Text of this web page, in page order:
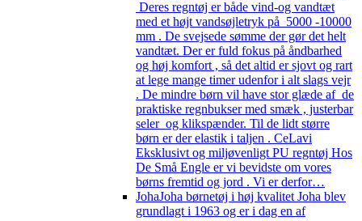
Deres regntøj er både vind-og vandtæt
med et højt vandsøjletryk på 5000 -10000
mm . De svejsede sømme der gør det helt
vandtæt. Der er fuld fokus på åndbarhed
og høj komfort , så det altid er sjovt og rart
at lege mange timer udenfor i alt slags vejr
. De mindre børn vil have stor glæde af de
praktiske regnbukser med smæk , justerbar
seler og klikspænder. Til de lidt større
børn er der elastik i taljen . CeLavi
Eksklusivt og miljøvenligt PU regntøj Hos
De Små Engle er vi bevidste om vores
børns fremtid og jord . Vi er derfor…
JohaJoha børnetøj i høj kvalitet Joha blev
grundlagt i 1963 og er i dag en af